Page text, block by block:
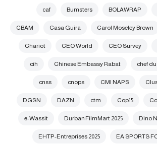
BOLAWRAP
Bumsters
caf
Carol Moseley Brown
Casa Guira
CBAM
CEO Survey
CEO World
Chariot
chef
Chinese Embassy Rabat
cih
CMI NAPS
cnops
cnss
Cop15
ctm
DAZN
DGSN
Dino
Durban FilmMart 2025
e-Wassit
EA SPORTS
EHTP-Entreprises 2025